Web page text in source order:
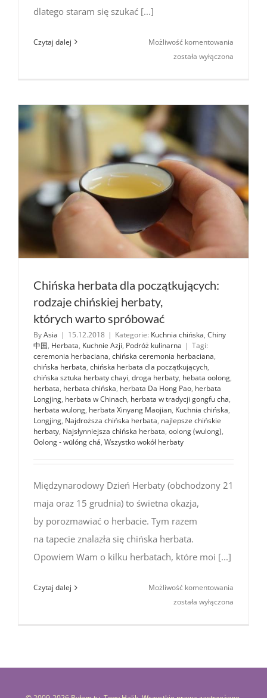
dlatego staram się szukać [...]
Czytaj dalej Możliwość komentowania
Polska
została wyłączona
Chińska herbata dla początkujących:
rodzaje chińskiej herbaty,
których warto spróbować
ByAsia | 15.12.2018 | Kategorie: Kuchnia chińska, Chiny
中国, Herbata, Kuchnie Azji, Podróż kulinarna | Tagi:
ceremonia herbaciana, chińska ceremonia herbaciana,
chińska herbata, chińska herbata dla początkujących,
chińska sztuka herbaty chayi, droga herbaty, hebata oolong,
herbata, herbata chińska, herbata Da Hong Pao, herbata
Longjing, herbata w Chinach, herbata w tradycji gongfu cha,
herbata wulong, herbata Xinyang Maojian, Kuchnia chińska,
Longjing, Najdroższa chińska herbata, najlepsze chińskie
herbaty, Najsłynniejsza chińska herbata, oolong (wulong),
Oolong - wūlóng chá, Wszystko wokół herbaty
Międzynarodowy Dzień Herbaty (obchodzony 21
maja oraz 15 grudnia) to świetna okazja,
by porozmawiać o herbacie. Tym razem
na tapecie znalazła się chińska herbata.
Opowiem Wam o kilku herbatach, które moi [...]
Czytaj dalej Możliwość komentowania
została wyłączona